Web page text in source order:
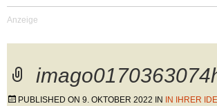
PUBLISHED ON 9. OKTOBER 2022 IN
IN IHRER